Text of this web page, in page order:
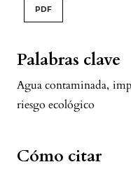
Palabras clave
Agua contaminada,
riesgo ecológico
Cómo citar
PDF